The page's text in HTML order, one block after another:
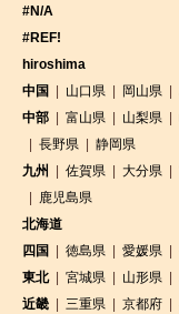
#N/A
#REF!
hiroshima
中国
山口県 岡山県
中部
富山県 山梨県
長野県
静岡県
九州
佐賀県 大分県
鹿児島県
北海道
四国
徳島県 愛媛県
東北
宮城県 山形県
近畿
三重県 京都府